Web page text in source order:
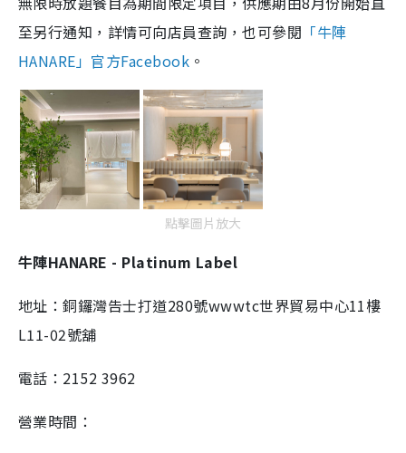
至另行通知，詳情可向店員查詢，也可參閱 「牛陣
HANARE」官方Facebook 。
點擊圖片放大
牛陣HANARE - Platinum Label
地址：銅鑼灣告士打道280號wwwtc世界貿易中心11樓
L11-02號舖
電話：2152 3962
營業時間：